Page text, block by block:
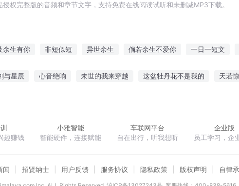
权完整版的音频和章节文字，支持免费在线阅读试听和未删减MP3下载。
余生有你 非短似短 异世余生 倘若余生不爱你 一日一短文
与星辰 心音绝响 未世的我来穿越 这盆牡丹花不是我的 天若
趣赚钱
小雅智能
智能硬件，连接赋能
车联网平台
自在出行，听我想听
企业版
员工学习，企
闻 招贤纳士 用户反馈 服务协议 隐私政策 版权声明 自律